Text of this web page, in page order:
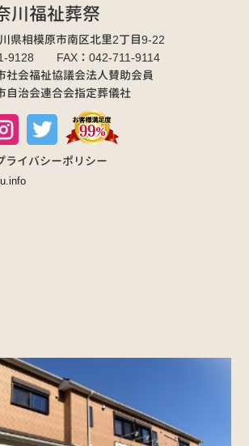
川福祉葬祭
県相模原市南区北里2丁目9-22
9128 FAX：042-711-9114
社会福祉協議会法人賛助会員
自治会連合会指定葬儀社
ライバシーポリシー